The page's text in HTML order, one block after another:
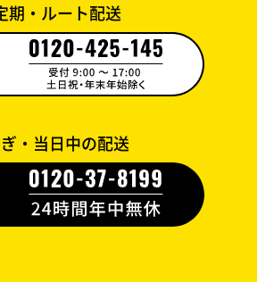
期・ルート配送
・当日中の配送